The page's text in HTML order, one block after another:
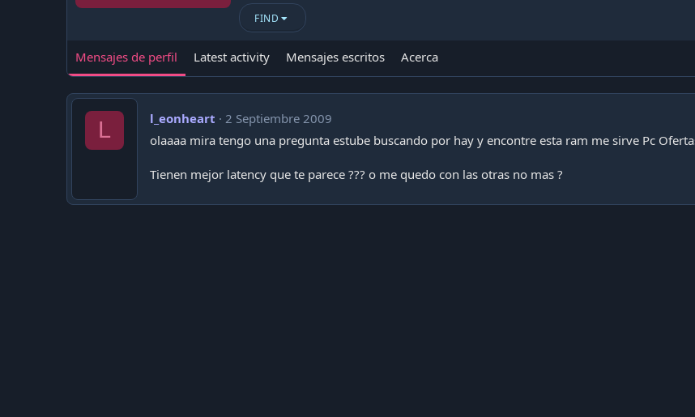
FIND
Mensajes de perfil Latest activity Mensajes escritos Acerca
L l_eonheart
2 Septiembre 2009
olaaaa mira tengo una pregunta estube buscando por hay y encontre esta ram me sirve Pc
Tienen mejor latency que te parece ??? o me quedo con las otras no mas ?